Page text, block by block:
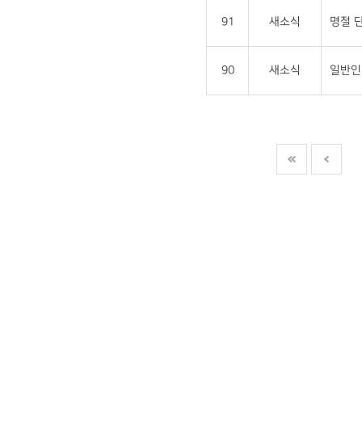
91 새소식 명절
90 새소식 일반